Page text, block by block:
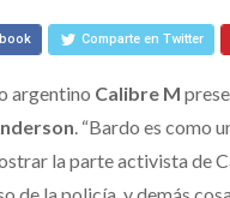
Comparte en Twitter
argentino Calibre M
. “Bardo es como
la parte activista de